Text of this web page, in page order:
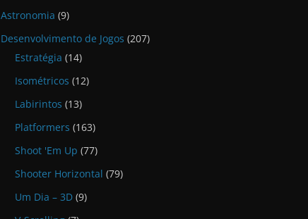
Astronomia (9)
Desenvolvimento de Jogos (207)
Estratégia (14)
Isométricos (12)
Labirintos (13)
Platformers (163)
Shoot 'Em Up (77)
Shooter Horizontal (79)
Um Dia – 3D (9)